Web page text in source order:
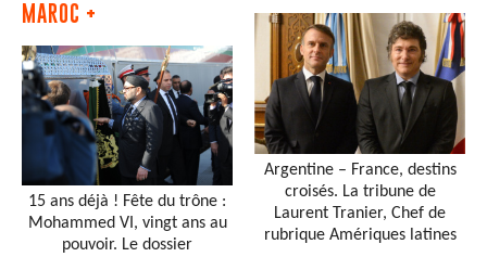
MAROC +
15 ans déjà ! Fête du trône :
Mohammed VI, vingt ans au
pouvoir. Le dossier
Argentine – France, destins
croisés. La tribune de
Laurent Tranier, Chef de
rubrique Amériques latines